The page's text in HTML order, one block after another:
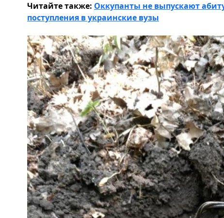
Читайте также: Оккупанты не выпускают
поступления в украинские вузы